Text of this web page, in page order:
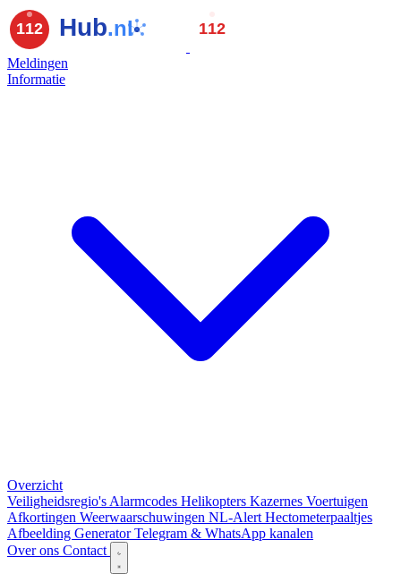
Meldingen
Informatie
Overzicht
Veiligheidsregio's Alarmcodes Helikopters Kazernes Voertuigen
Afkortingen Weerwaarschuwingen NL-Alert Hectometerpaaltjes
Afbeelding GeneratorTelegram & WhatsApp kanalen
Over ons Contact